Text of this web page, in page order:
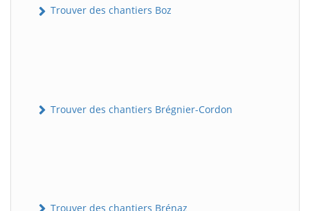
Trouver des chantiers Boz
Trouver des chantiers Brégnier-Cordon
Trouver des chantiers Brénaz